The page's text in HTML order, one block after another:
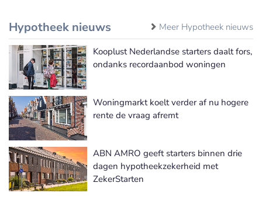
Hypotheek nieuws Meer Hypotheek nieuws
Kooplust Nederlandse starters daalt fors,
ondanks recordaanbod woningen
Woningmarkt koelt verder af nu hogere
rente de vraag afremt
ABN AMRO geeft starters binnen drie
dagen hypotheekzekerheid met
ZekerStarten